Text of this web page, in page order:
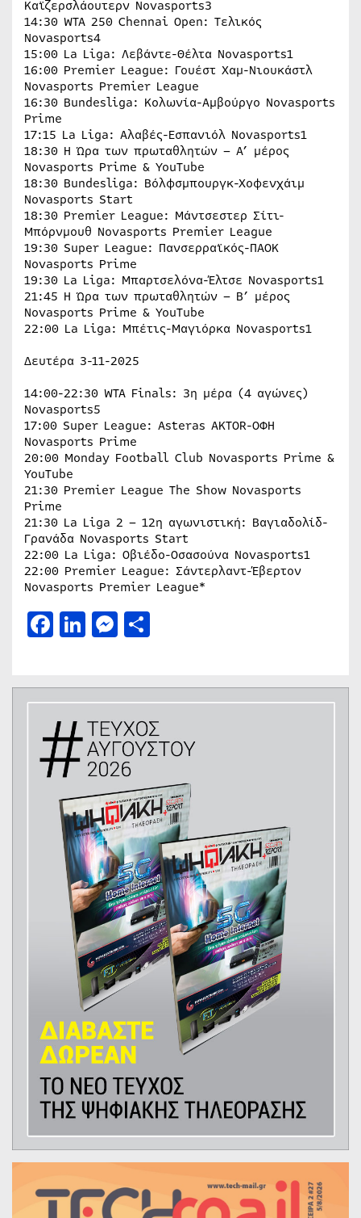
Καϊζερσλάουτερν Novasports3
14:30 WTA 250 Chennai Open: Tελικός
Novasports4
15:00 La Liga: Λεβάντε-Θέλτα Novasports1
16:00 Premier League: Γουέστ Χαμ-Νιουκάστλ
Novasports Premier League
16:30 Bundesliga: Κολωνία-Αμβούργο Novasports
Prime
17:15 La Liga: Αλαβές-Εσπανιόλ Novasports1
18:30 Η Ώρα των πρωταθλητών – A’ μέρος
Novasports Prime & YouTube
18:30 Bundesliga: Βόλφσμπουργκ-Χοφενχάιμ
Novasports Start
18:30 Premier League: Μάντσεστερ Σίτι-
Μπόρνμουθ Novasports Premier League
19:30 Super League: Πανσερραϊκός-ΠΑΟΚ
Novasports Prime
19:30 La Liga: Μπαρτσελόνα-Έλτσε Novasports1
21:45 Η Ώρα των πρωταθλητών – Β’ μέρος
Novasports Prime & YouTube
22:00 La Liga: Μπέτις-Μαγιόρκα Novasports1
Δευτέρα 3-11-2025
14:00-22:30 WTA Finals: 3η μέρα (4 αγώνες)
Novasports5
17:00 Super League: Asteras AKTOR-ΟΦΗ
Novasports Prime
20:00 Monday Football Club Novasports Prime &
YouTube
21:30 Premier League The Show Novasports
Prime
21:30 La Liga 2 – 12η αγωνιστική: Βαγιαδολίδ-
Γρανάδα Novasports Start
22:00 La Liga: Οβιέδο-Οσασούνα Novasports1
22:00 Premier League: Σάντερλαντ-Έβερτον
Novasports Premier League*
Facebook
LinkedIn
Messenger